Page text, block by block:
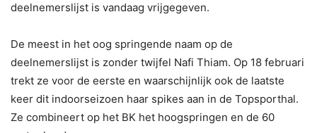
deelnemerslijst is vandaag vrijgegeven.
De meest in het oog springende naam op de
deelnemerslijst is zonder twijfel Nafi Thiam. Op 18 februari
trekt ze voor de eerste en waarschijnlijk ook de laatste
keer dit indoorseizoen haar spikes aan in de Topsporthal.
Ze combineert op het BK het hoogspringen en de 60